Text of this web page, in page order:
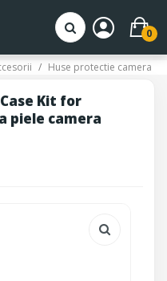
0
Huse protectie camera
Kit for
piele camera